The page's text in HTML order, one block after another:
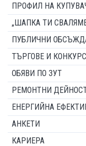
ПРОФИЛ НА
„ШАПКА ТИ
ПУБЛИЧНИ
ТЪРГОВЕ И
ОБЯВИ ПО ЗУТ
РЕМОНТНИ
ЕНЕРГИЙНА
АНКЕТИ
КАРИЕРА